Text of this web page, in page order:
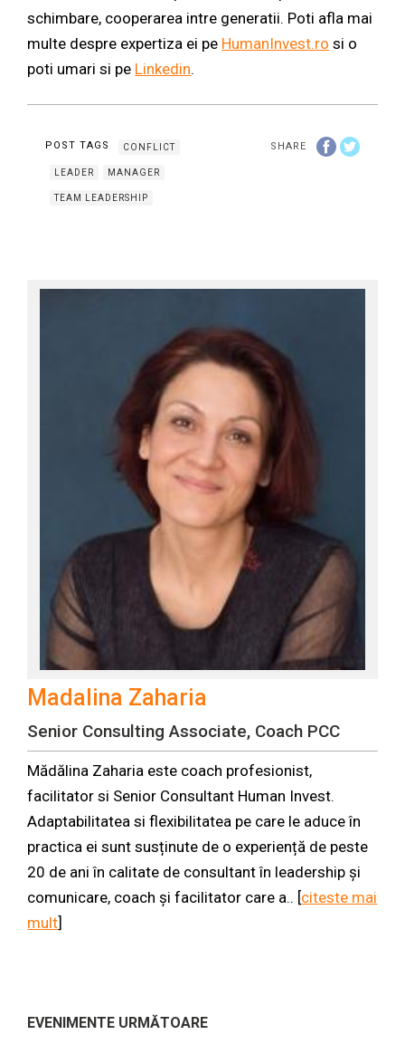
schimbare, cooperarea intre generatii. Poti afla mai
multe despre expertiza ei pe HumanInvest.ro si o
poti umari si pe Linkedin.
SHARE
POST TAGS CONFLICT
LEADER MANAGER
TEAM LEADERSHIP
Madalina Zaharia
Senior Consulting Associate, Coach PCC
Mădălina Zaharia este coach profesionist,
facilitator si Senior Consultant Human Invest.
Adaptabilitatea si flexibilitatea pe care le aduce în
practica ei sunt susținute de o experiență de peste
20 de ani în calitate de consultant în leadership și
comunicare, coach și facilitator care a.. [citeste mai
mult]
EVENIMENTE URMĂTOARE